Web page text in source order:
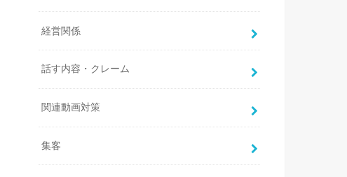
経営関係
話す内容・クレーム
関連動画対策
集客